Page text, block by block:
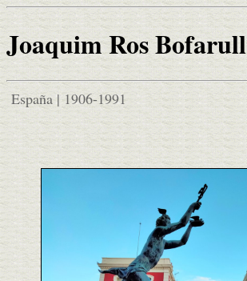
Joaquim Ros Bofarull
España | 1906-1991